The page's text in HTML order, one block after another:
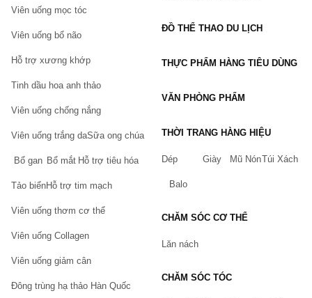
Viên uống mọc tóc
Viên uống bổ não
Hỗ trợ xương khớp
Tinh dầu hoa anh thảo
Viên uống chống nắng
Viên uống trắng daSữa ong chúa
Bổ gan Bổ mắt Hỗ trợ tiêu hóa
Tảo biểnHỗ trợ tim mạch
Viên uống thơm cơ thể
Viên uống Collagen
Viên uống giảm cân
Đông trùng hạ thảo Hàn Quốc
ĐỒ THỂ THAO DU LỊCH
THỰC PHẨM HÀNG TIÊU DÙNG
VĂN PHÒNG PHẨM
THỜI TRANG HÀNG HIỆU
Dép Giày Mũ NónTúi Xách
Balo
CHĂM SÓC CƠ THỂ
Lăn nách
CHĂM SÓC TÓC